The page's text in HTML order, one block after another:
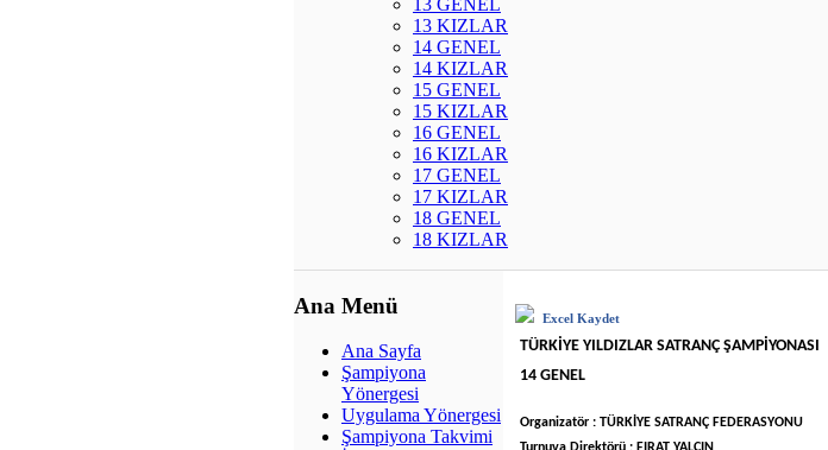
13 GENEL
13 KIZLAR
14 GENEL
14 KIZLAR
15 GENEL
15 KIZLAR
16 GENEL
16 KIZLAR
17 GENEL
17 KIZLAR
18 GENEL
18 KIZLAR
Ana Menü
Ana Sayfa
Şampiyona
Yönergesi
Uygulama Yönergesi
Şampiyona Takvimi
Excel Kaydet
TÜRKİYE YILDIZLAR SATRANÇ ŞAMPİYONASI
14 GENEL
Organizatör : TÜRKİYE SATRANÇ FEDERASYONU